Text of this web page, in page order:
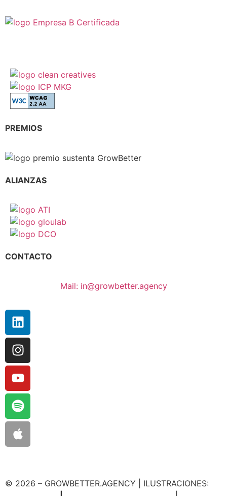
PREMIOS
ALIANZAS
CONTACTO
Mail: in@growbetter.agency
© 2026 – GROWBETTER.AGENCY | ILUSTRACIONES: